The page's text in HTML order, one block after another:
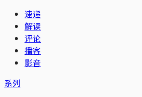
速递
解读
评论
播客
影音
系列